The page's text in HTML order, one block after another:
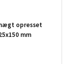
opresset
mm